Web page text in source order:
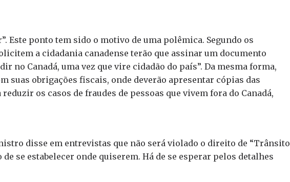
Este ponto tem sido o motivo de uma polêmica. Segundo os
a cidadania canadense terão que assinar um documento
no Canadá, uma vez que vire cidadão do país”. Da mesma forma,
suas obrigações fiscais, onde deverão apresentar cópias das
os casos de fraudes de pessoas que vivem fora do Canadá,
disse em entrevistas que não será violado o direito de “Trânsito
se estabelecer onde quiserem. Há de se esperar pelos detalhes